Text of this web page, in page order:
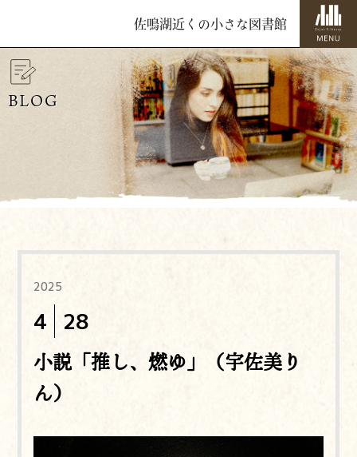
佐鳴湖近くの小さな図書館
BLOG
2025
4 28
小説「推し、燃ゆ」（宇佐美り
ん）